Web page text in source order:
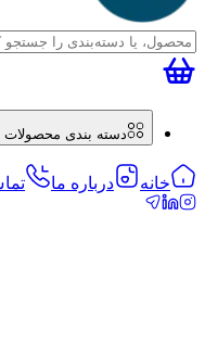
دسته بندی محصولات
خانه درباره ما